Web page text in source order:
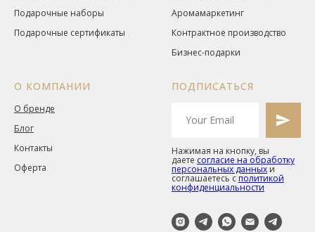
Подарочные наборы
Подарочные сертификаты
Аромамаркетинг
Контрактное производство
Бизнес-подарки
О КОМПАНИИ
О бренде
Блог
Контакты
Оферта
ПОДПИСАТЬСЯ
Нажимая на кнопку, вы
даете согласие на обработку
персональных данных и
соглашаетесь c политикой
конфиденциальности